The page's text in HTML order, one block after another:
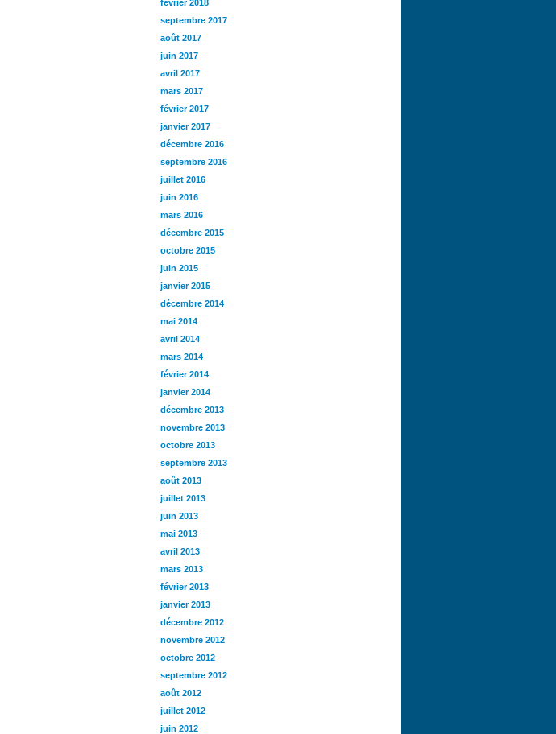
février 2018
septembre 2017
août 2017
juin 2017
avril 2017
mars 2017
février 2017
janvier 2017
décembre 2016
septembre 2016
juillet 2016
juin 2016
mars 2016
décembre 2015
octobre 2015
juin 2015
janvier 2015
décembre 2014
mai 2014
avril 2014
mars 2014
février 2014
janvier 2014
décembre 2013
novembre 2013
octobre 2013
septembre 2013
août 2013
juillet 2013
juin 2013
mai 2013
avril 2013
mars 2013
février 2013
janvier 2013
décembre 2012
novembre 2012
octobre 2012
septembre 2012
août 2012
juillet 2012
juin 2012